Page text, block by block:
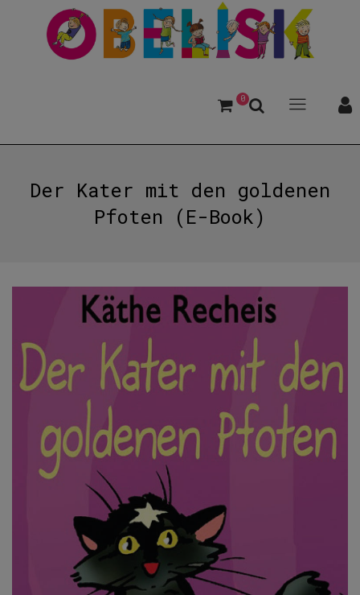
0
Der Kater mit den goldenen
Pfoten (E-Book)